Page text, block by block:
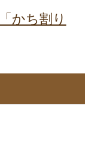
かち割り